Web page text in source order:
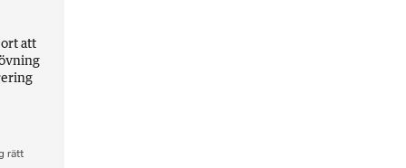
att
rätt